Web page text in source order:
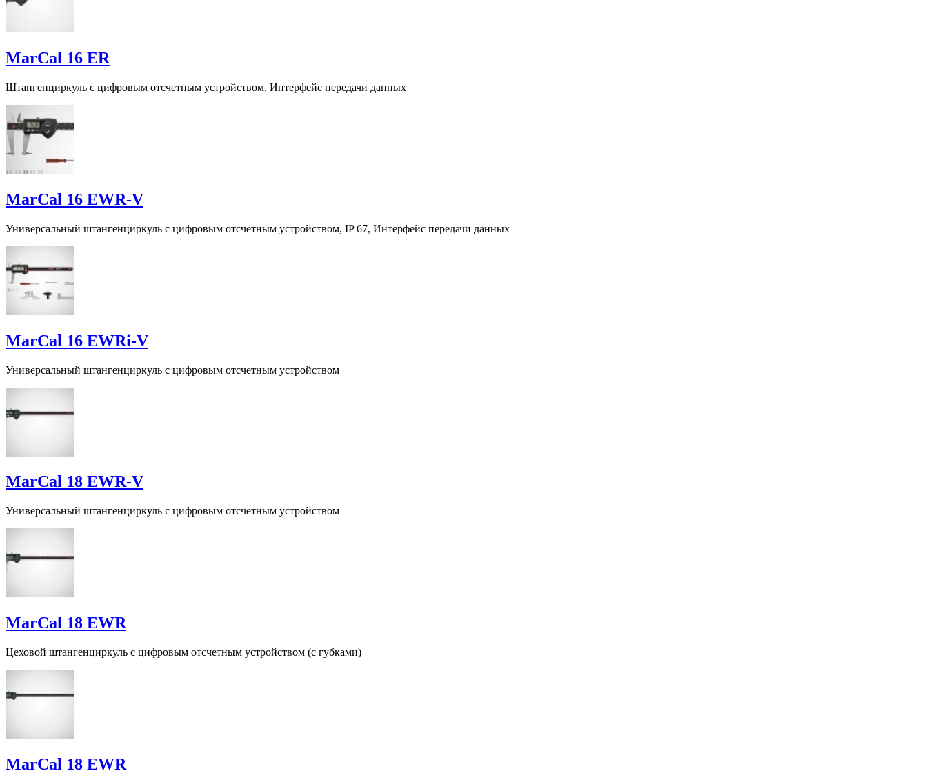
MarCal 16 ER
Штангенциркуль с цифровым отсчетным устройством, Интерфейс передачи данных
MarCal 16 EWR-V
Универсальный штангенциркуль с цифровым отсчетным устройством, IP 67, Интерфейс передачи данных
MarCal 16 EWRi-V
Универсальный штангенциркуль с цифровым отсчетным устройством
MarCal 18 EWR-V
Универсальный штангенциркуль с цифровым отсчетным устройством
MarCal 18 EWR
Цеховой штангенциркуль с цифровым отсчетным устройством (с губками)
MarCal 18 EWR